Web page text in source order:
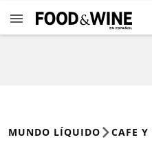
MUNDO LÍQUIDO CAFE Y